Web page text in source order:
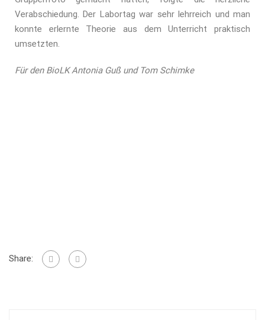
Verabschiedung. Der Labortag war sehr lehrreich und man
konnte erlernte Theorie aus dem Unterricht praktisch
umsetzten.
Für den BioLK Antonia Guß und Tom Schimke
Share: